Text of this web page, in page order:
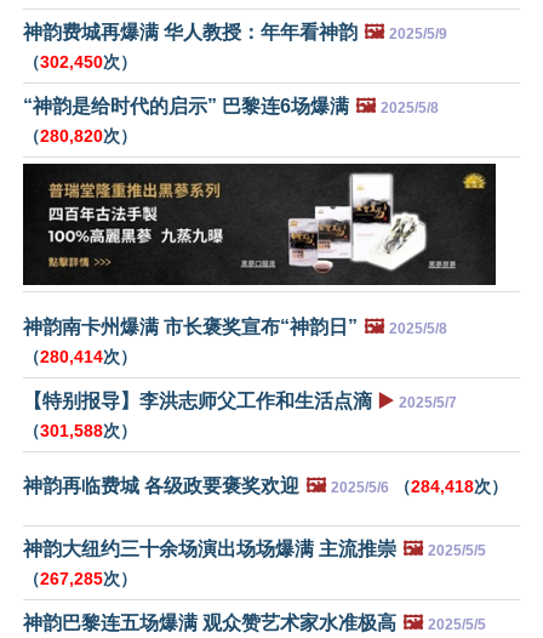
神韵费城再爆满 华人教授：年年看神韵 🖼️ 2025/5/9
（302,450次）
“神韵是给时代的启示” 巴黎连6场爆满 🖼️ 2025/5/8
（280,820次）
神韵南卡州爆满 市长褒奖宣布“神韵日” 🖼️ 2025/5/8
（280,414次）
【特别报导】李洪志师父工作和生活点滴 ▶️ 2025/5/7
（301,588次）
神韵再临费城 各级政要褒奖欢迎 🖼️ 2025/5/6 （284,418次）
神韵大纽约三十余场演出场场爆满 主流推崇 🖼️ 2025/5/5
（267,285次）
神韵巴黎连五场爆满 观众赞艺术家水准极高 🖼️ 2025/5/5